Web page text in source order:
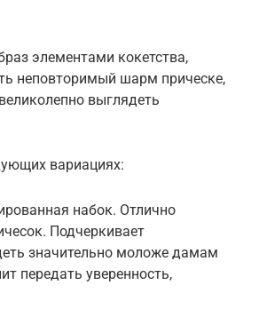
элементами кокетства,
неповторимый шарм прическе,
выглядеть
вариациях:
набок. Отлично
Подчеркивает
значительно моложе дамам
передать уверенность,